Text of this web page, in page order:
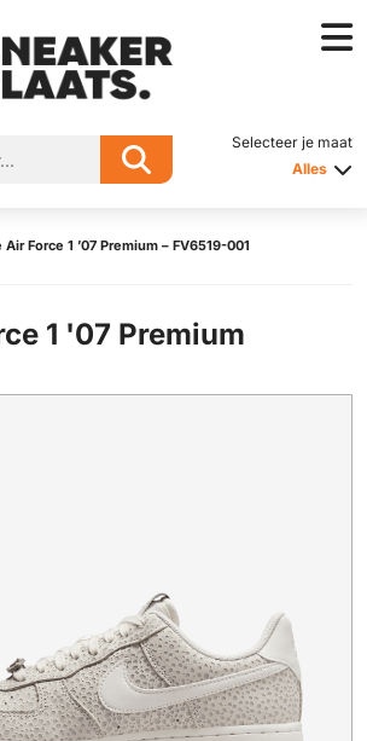
Selecteer je maat
Alles
Air Force 1 ’07 Premium – FV6519-001
1 '07 Premium